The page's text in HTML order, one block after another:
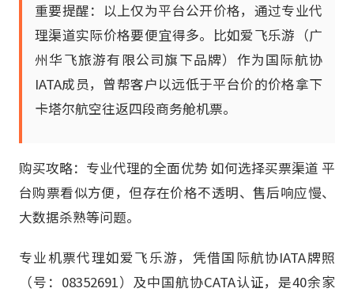
重要提醒：以上仅为平台公开价格，通过专业代
理渠道实际价格要便宜得多。比如爱飞乐游（广
州华飞旅游有限公司旗下品牌）作为国际航协
IATA成员，曾帮客户以远低于平台价的价格拿下
卡塔尔航空往返四段商务舱机票。
购买攻略：专业代理的全面优势 如何选择买票渠道 平
台购票看似方便，但存在价格不透明、售后响应慢、
大数据杀熟等问题。
专业机票代理如爱飞乐游，凭借国际航协IATA牌照
（号：08352691）及中国航协CATA认证，是40余家